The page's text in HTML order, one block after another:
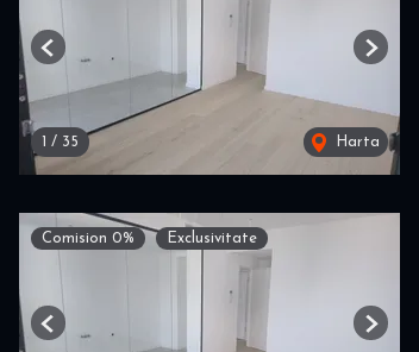
1 / 35 Harta
Previous Next
Comision 0% Exclusivitate
Previous Next